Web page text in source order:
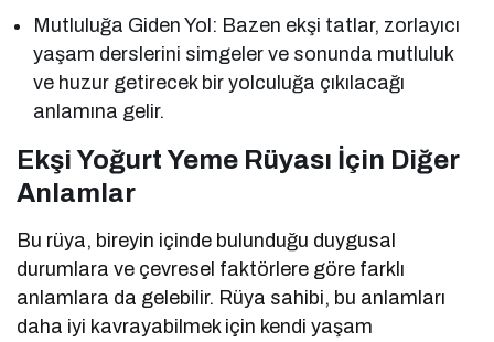
Mutluluğa Giden Yol: Bazen ekşi tatlar, zorlayıcı
yaşam derslerini simgeler ve sonunda mutluluk
ve huzur getirecek bir yolculuğa çıkılacağı
anlamına gelir.
Ekşi Yoğurt Yeme Rüyası İçin Diğer
Anlamlar
Bu rüya, bireyin içinde bulunduğu duygusal
durumlara ve çevresel faktörlere göre farklı
anlamlara da gelebilir. Rüya sahibi, bu anlamları
daha iyi kavrayabilmek için kendi yaşam